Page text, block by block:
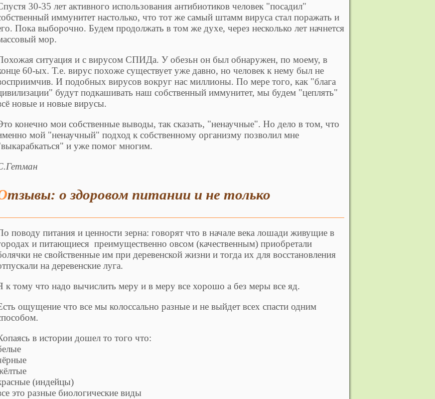
30-35 лет активного использования антибиотиков человек "посадил"
иммунитет настолько, что тот же самый штамм вируса стал поражать и
Пока выборочно. Будем продолжать в том же духе, через несколько лет начнется
мор.
ситуация и с вирусом СПИДа. У обезьн он был обнаружен, по моему, в
60-ых. Т.е. вирус похоже существует уже давно, но человек к нему был не
И подобных вирусов вокруг нас миллионы. По мере того, как "блага
будут подкашивать наш собственный иммунитет, мы будем "цеплять"
новые и новые вирусы.
конечно мои собственные выводы, так сказать, "ненаучные". Но дело в том, что
мой "ненаучный" подход к собственному организму позволил мне
и уже помог многим.
Отзывы: о здоровом питании и не только
поводу питания и ценности зерна: говорят что в начале века лошади живущие в
и питающиеся преимущественно овсом (качественным) приобретали
не свойственные им при деревенской жизни и тогда их для восстановления
на деревенские луга.
к тому что надо вычислить меру и в меру все хорошо а без меры все яд.
ощущение что все мы колоссально разные и не выйдет всех спасти одним
в истории дошел то того что:
(индейцы)
это разные биологические виды